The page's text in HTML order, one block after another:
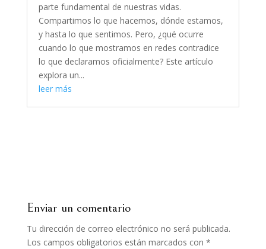
parte fundamental de nuestras vidas.
Compartimos lo que hacemos, dónde estamos,
y hasta lo que sentimos. Pero, ¿qué ocurre
cuando lo que mostramos en redes contradice
lo que declaramos oficialmente? Este artículo
explora un...
leer más
Enviar un comentario
Tu dirección de correo electrónico no será publicada.
Los campos obligatorios están marcados con *